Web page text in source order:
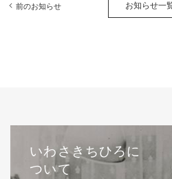
前のお知らせ お知らせ一
いわさきちひろに
ついて